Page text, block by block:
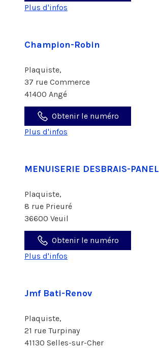
Plus d'infos
Champion-Robin
Plaquiste,
37 rue Commerce
41400 Angé
Obtenir le numéro
Plus d'infos
MENUISERIE DESBRAIS-PANEL
Plaquiste,
8 rue Prieuré
36600 Veuil
Obtenir le numéro
Plus d'infos
Jmf Bati-Renov
Plaquiste,
21 rue Turpinay
41130 Selles-sur-Cher